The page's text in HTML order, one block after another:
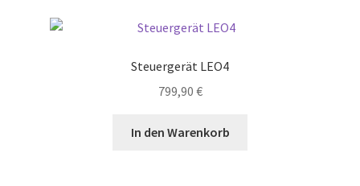
Steuergerät LEO4
799,90 €
In den Warenkorb